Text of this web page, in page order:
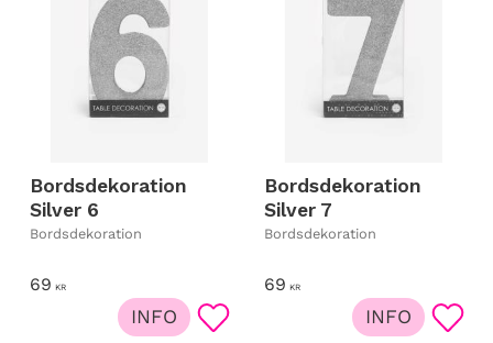
Bordsdekoration
Silver 6
Bordsdekoration
69 KR
Lägg till i favoriter
INFO
Bordsdekoration
Silver 7
Bordsdekoration
69 KR
INFO